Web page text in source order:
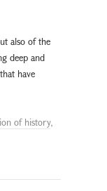
also of the
deep and
have
of history,